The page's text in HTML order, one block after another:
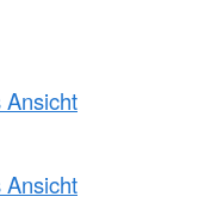
Ansicht
Ansicht